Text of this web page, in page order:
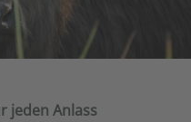
jeden Anlass